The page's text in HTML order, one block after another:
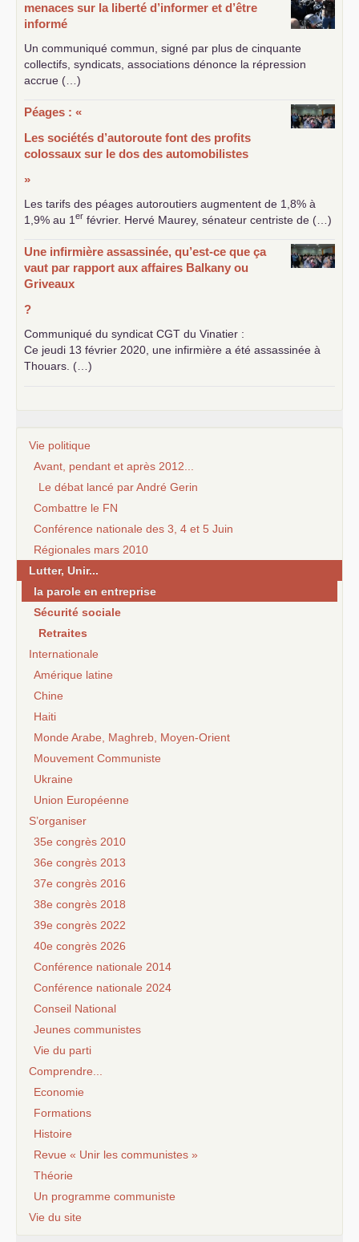
menaces sur la liberté d’informer et d’être
informé
Un communiqué commun, signé par plus de cinquante
collectifs, syndicats, associations dénonce la répression
accrue (…)
Péages : «
Les sociétés d’autoroute font des profits
colossaux sur le dos des automobilistes
»
Les tarifs des péages autoroutiers augmentent de 1,8% à
1,9% au 1 er février. Hervé Maurey, sénateur centriste de (…)
Une infirmière assassinée, qu’est-ce que ça
vaut par rapport aux affaires Balkany ou
Griveaux
?
Communiqué du syndicat CGT du Vinatier :
Ce jeudi 13 février 2020, une infirmière a été assassinée à
Thouars. (…)
Vie politique
Avant, pendant et après 2012...
Le débat lancé par André Gerin
Combattre le FN
Conférence nationale des 3, 4 et 5 Juin
Régionales mars 2010
Lutter, Unir...
la parole en entreprise
Sécurité sociale
Retraites
Internationale
Amérique latine
Chine
Haiti
Monde Arabe, Maghreb, Moyen-Orient
Mouvement Communiste
Ukraine
Union Européenne
S’organiser
35e congrès 2010
36e congrès 2013
37e congrès 2016
38e congrès 2018
39e congrès 2022
40e congrès 2026
Conférence nationale 2014
Conférence nationale 2024
Conseil National
Jeunes communistes
Vie du parti
Comprendre...
Economie
Formations
Histoire
Revue « Unir les communistes »
Théorie
Un programme communiste
Vie du site